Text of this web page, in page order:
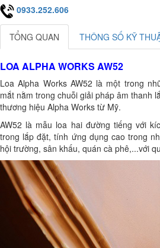
0933.252.606
TỔNG QUAN THÔNG SỐ KỸ
LOA ALPHA WORKS AW52
Loa Alpha Works AW52 là một trong
mắt nằm trong chuỗi giải pháp âm thanh
thương hiệu Alpha Works từ Mỹ.
AW52 là mẫu loa hai đường tiếng với
trong lắp đặt, tính ứng dụng cao trong
hội trường, sân khấu, quán cà phê,...với